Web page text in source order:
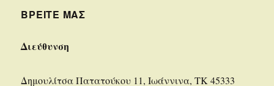
ΒΡΕΊΤΕ ΜΑΣ
Διεύθυνση
Δημουλίτσα Πατατούκου 11, Ιωάννινα, ΤΚ 45333